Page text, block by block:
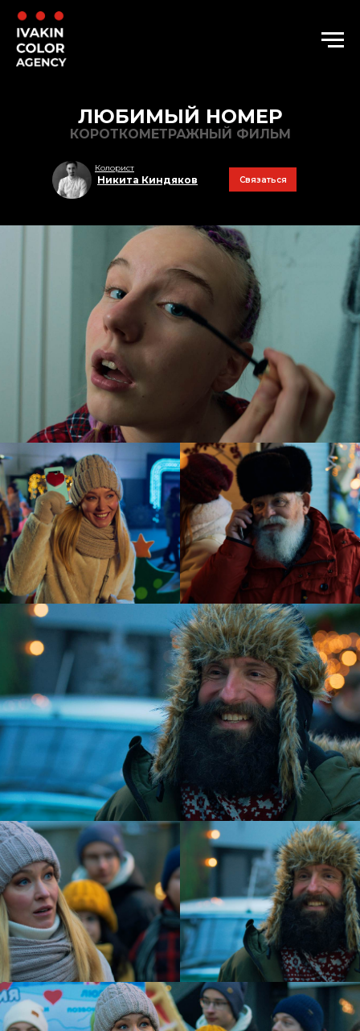
Никита Киндяков Связаться
ЛЮБИМЫЙ НОМЕР
Колорист
КОРОТКОМЕТРАЖНЫЙ ФИЛЬМ